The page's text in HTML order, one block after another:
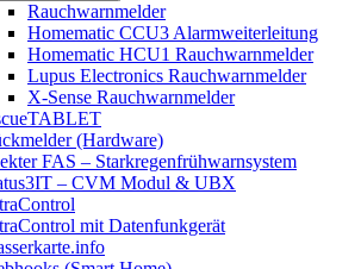
Rauchwarnmelder
Homematic CCU3 Alarmweiterleitung
Homematic HCU1 Rauchwarnmelder
Lupus Electronics Rauchwarnmelder
X-Sense Rauchwarnmelder
(Hardware)
FAS – Starkregenfrühwarnsystem
– CVM Modul & UBX
mit Datenfunkgerät